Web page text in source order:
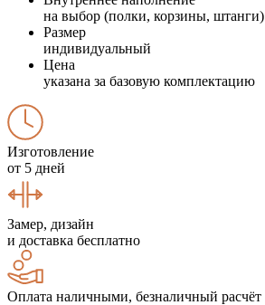
на выбор (полки, корзины, штанги)
Размер
индивидуальный
Цена
указана за базовую комплектацию
Изготовление
от 5 дней
Замер, дизайн
и доставка бесплатно
Оплата наличными, безналичный расчёт